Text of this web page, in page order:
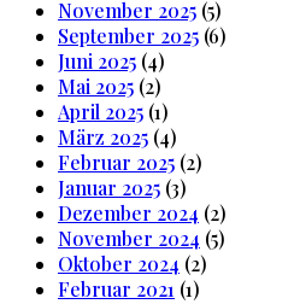
November 2025 (5)
September 2025 (6)
Juni 2025 (4)
Mai 2025 (2)
April 2025 (1)
März 2025 (4)
Februar 2025 (2)
Januar 2025 (3)
Dezember 2024 (2)
November 2024 (5)
Oktober 2024 (2)
Februar 2021 (1)